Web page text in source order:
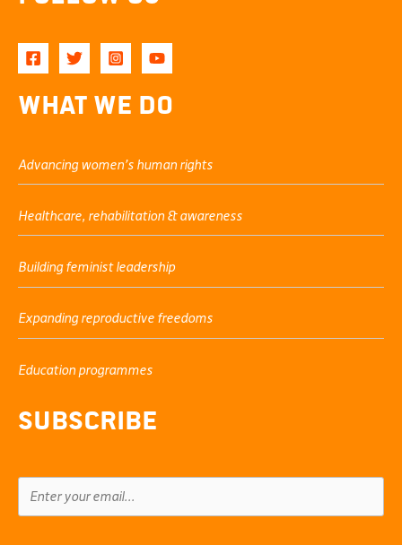
What We Do
Advancing women’s human rights
Healthcare, rehabilitation & awareness
Building feminist leadership
Expanding reproductive freedoms
Education programmes
Subscribe